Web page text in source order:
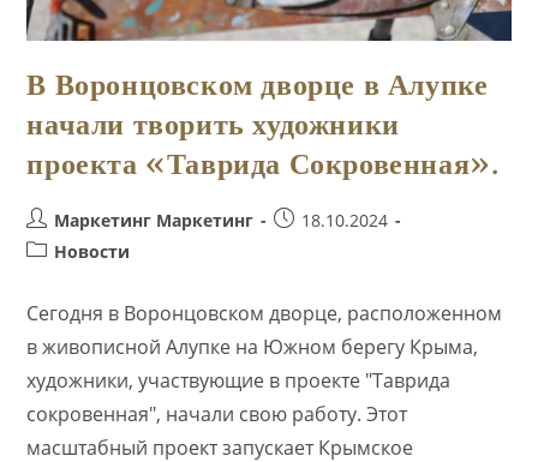
В Воронцовском дворце в Алупке
начали творить художники
проекта «Таврида Сокровенная».
Автор
записи:
Маркетинг Маркетинг
Запись18.10.2024
Рубрика
Новости
Сегодня в Воронцовском дворце, расположенном
в живописной Алупке на Южном берегу Крыма,
художники, участвующие в проекте "Таврида
сокровенная", начали свою работу. Этот
масштабный проект запускает Крымское